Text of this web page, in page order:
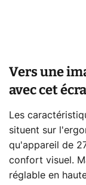
Vers une
avec cet
Les
situent sur
qu'appareil de
confort visuel.
réglable en